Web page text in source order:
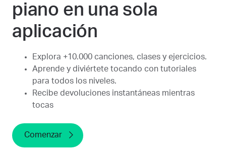
piano en una sola
aplicación
Explora +10.000 canciones, clases y ejercicios.
Aprende y diviértete tocando con tutoriales
para todos los niveles.
Recibe devoluciones instantáneas mientras
tocas
Comenzar